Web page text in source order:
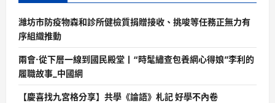
濰坊市防疫物森和診所健檢質捐贈接收、挑唆等任務正無力有
序組織推動
兩會·從下層一線到國民殿堂丨“時髦繡查包養網心得娘”李利的
履職故事_中國網
【慶喜找九宮格分享】共學《論語》札記 好學不內卷